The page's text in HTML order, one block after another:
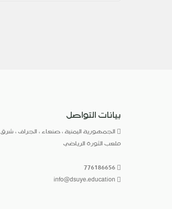
بيانات التواصل
الجمهورية اليمنية ، صنعاء ، الجراف ، شرق
ملعب الثورة الرياضي